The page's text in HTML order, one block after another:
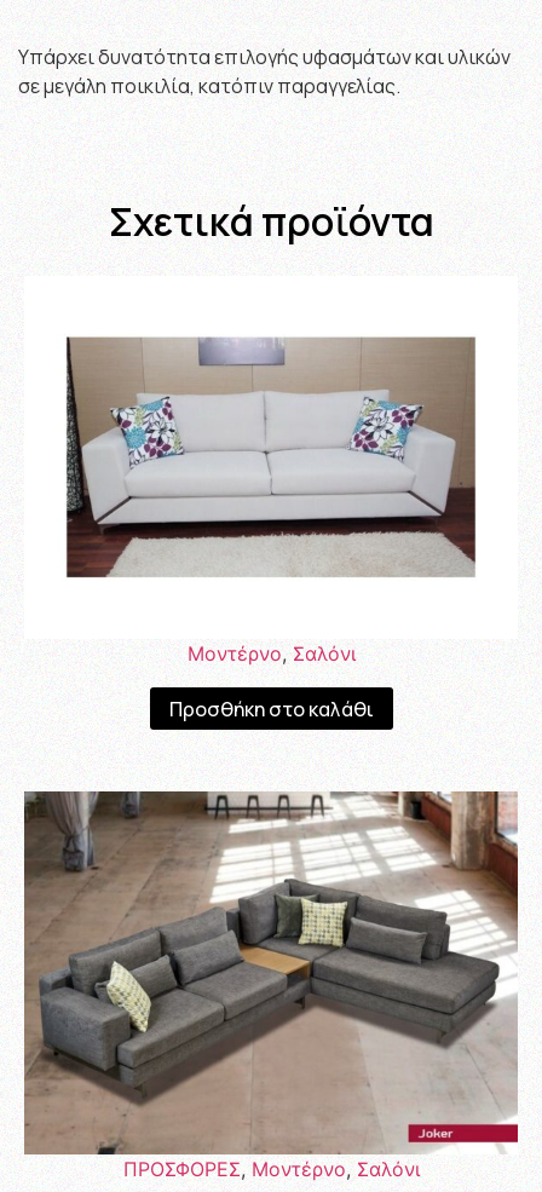
Υπάρχει δυνατότητα επιλογής υφασμάτων και υλικών
σε μεγάλη ποικιλία, κατόπιν παραγγελίας.
Σχετικά προϊόντα
Μοντέρνο,Σαλόνι
Προσθήκη στο καλάθι
ΠΡΟΣΦΟΡΕΣ,Μοντέρνο, Σαλόνι